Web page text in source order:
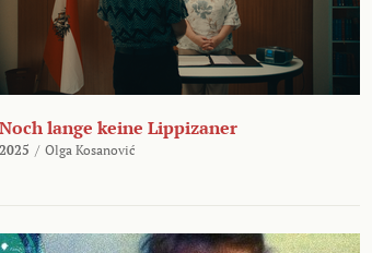
Noch lange keine Lippizaner
2025 / Olga Kosanović